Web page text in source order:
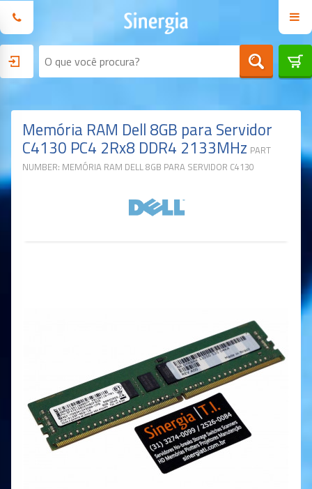
Memória RAM Dell 8GB para Servidor
C4130 PC4 2Rx8 DDR4 2133MHz PART
NUMBER: MEMÓRIA RAM DELL 8GB PARA SERVIDOR C4130